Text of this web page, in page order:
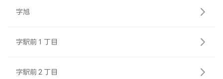
字旭
字駅前１丁目
字駅前２丁目